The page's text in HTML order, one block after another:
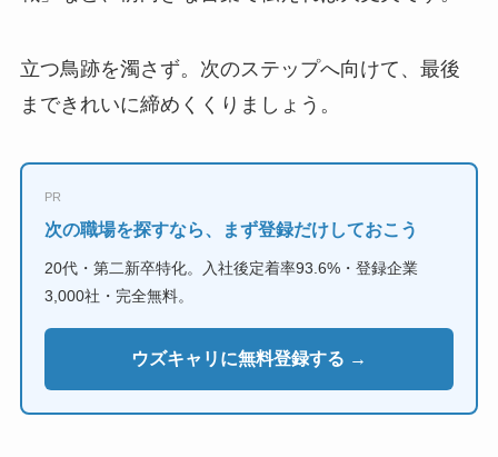
立つ鳥跡を濁さず。次のステップへ向けて、最後
まできれいに締めくくりましょう。
PR
次の職場を探すなら、まず登録だけしておこう
20代・第二新卒特化。入社後定着率93.6%・登録企業
3,000社・完全無料。
ウズキャリに無料登録する →